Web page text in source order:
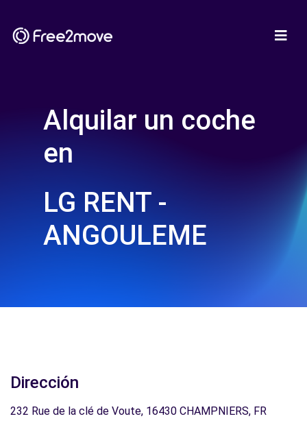
Alquilar un coche
en
LG RENT -
ANGOULEME
Dirección
232 Rue de la clé de Voute, 16430 CHAMPNIERS, FR